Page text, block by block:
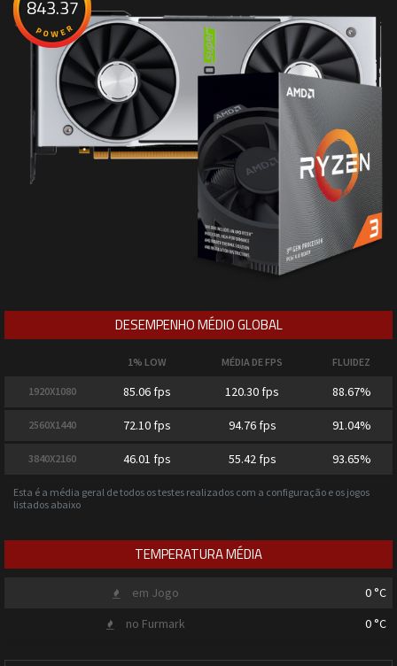
843.37
DESEMPENHO MÉDIO GLOBAL
1% LOW MÉDIA DE FPS FLUIDEZ
1920X1080 85.06 fps 120.30 fps 88.67%
2560X1440 72.10 fps 94.76 fps 91.04%
3840X2160 46.01 fps 55.42 fps 93.65%
Esta é a média geral de todos os testes realizados com a configuração e os jogos
listados abaixo
TEMPERATURA MÉDIA
em Jogo 0 °C
no Furmark
0 °C